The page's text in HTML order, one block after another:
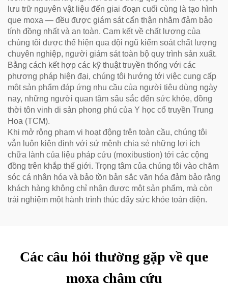
lưu trữ nguyên vật liệu đến giai đoạn cuối cùng là tạo hình
que moxa — đều được giám sát cẩn thận nhằm đảm bảo
tính đồng nhất và an toàn. Cam kết về chất lượng của
chúng tôi được thể hiện qua đội ngũ kiểm soát chất lượng
chuyên nghiệp, người giám sát toàn bộ quy trình sản xuất.
Bằng cách kết hợp các kỹ thuật truyền thống với các
phương pháp hiện đại, chúng tôi hướng tới việc cung cấp
một sản phẩm đáp ứng nhu cầu của người tiêu dùng ngày
nay, những người quan tâm sâu sắc đến sức khỏe, đồng
thời tôn vinh di sản phong phú của Y học cổ truyền Trung
Hoa (TCM).
Khi mở rộng phạm vi hoạt động trên toàn cầu, chúng tôi
vẫn luôn kiên định với sứ mệnh chia sẻ những lợi ích
chữa lành của liệu pháp cứu (moxibustion) tới các cộng
đồng trên khắp thế giới. Trọng tâm của chúng tôi vào chăm
sóc cá nhân hóa và bảo tồn bản sắc văn hóa đảm bảo rằng
khách hàng không chỉ nhận được một sản phẩm, mà còn
trải nghiệm một hành trình thúc đẩy sức khỏe toàn diện.
Các câu hỏi thường gặp về que
moxa châm cứu